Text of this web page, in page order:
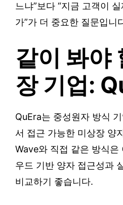
느냐”보다 “지금 고객이
가”가 더 중요한 질문입니
같이 봐야
장 기업:
QuEra는 중성원자 방식
서 접근 가능한 미상장 양
Wave와 직접 같은 방식은
우드 기반 양자 접근성과
비교하기 좋습니다.